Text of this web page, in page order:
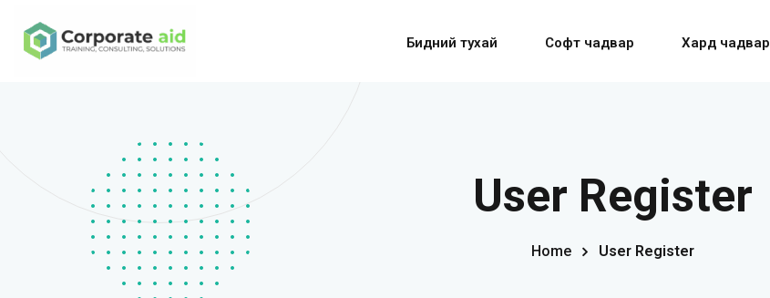
Бидний тухай Софт чадвар Хард чадвар
User Register
Home User Register